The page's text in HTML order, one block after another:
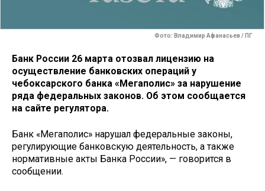
Фото: Владимир Афанасьев / ПГ
Банк России 26 марта отозвал лицензию на
осуществление банковских операций у
чебоксарского банка «Мегаполис» за нарушение
ряда федеральных законов. Об этом сообщается
на сайте регулятора.
Банк «Мегаполис» нарушал федеральные законы,
регулирующие банковскую деятельность, а также
нормативные акты Банка России», — говорится в
сообщении.